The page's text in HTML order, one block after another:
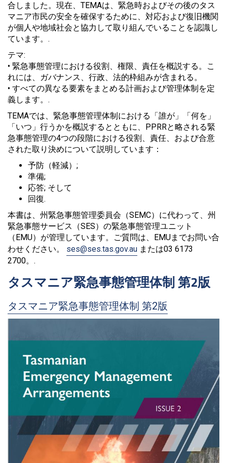
合しました。現在、TEMAは、緊急時およびその後のタス
マニア市民の安全を確保するために、対応および復旧機関
が個人や地域社会と協力して取り組んでいることを認識し
ています。.
テマ:
• 緊急事態管理における役割、権限、責任を概説する。こ
れには、ガバナンス、行政、法的枠組みが含まれる。
• すべての異なる要素をまとめる計画および管理体制を定
義します。.
TEMAでは、緊急事態管理体制における「誰が」「何を」
「いつ」行うかを概説するとともに、PPRRと略される緊
急事態管理の4つの段階における役割、責任、および合意
された取り決めについて説明しています：
予防（軽減）;
準備;
応答; そして
回復.
本書は、州緊急事態管理委員会（SEMC）に代わって、州
緊急事態サービス（SES）の緊急事態管理ユニット
（EMU）が管理しています。ご質問は、EMUまでお問い合
わせください。 ses@ses.tas.gov.au または03 6173
2700。.
タスマニア緊急事態管理体制 第2版
タスマニア緊急事態管理体制 第2版